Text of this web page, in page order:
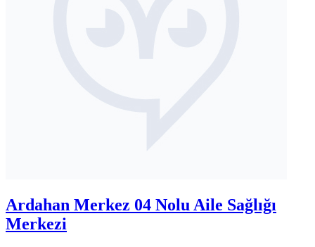
Ardahan Merkez 04 Nolu Aile Sağlığı
Merkezi